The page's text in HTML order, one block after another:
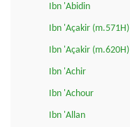
Ibn 'Abidin
Ibn 'Açakir (m.571H)
Ibn 'Açakir (m.620H)
Ibn 'Achir
Ibn 'Achour
Ibn 'Allan